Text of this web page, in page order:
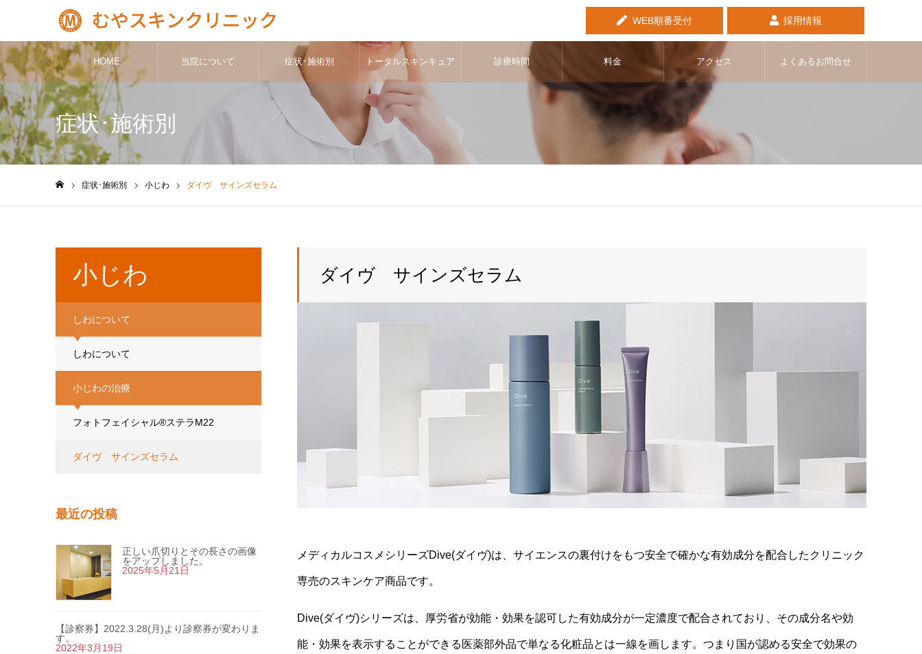
WEB順番受付 採用情報
HOME 当院について 症状･施術別 トータルスキンキュア 診療時間 料金 アクセス よくあるお問合せ
症状･施術別
症状･施術別 小じわ ダイヴ サインズセラム
ダイヴ サインズセラム
メディカルコスメシリーズDive(ダイヴ)は、サイエンスの裏付けをもつ安全で確かな有効成分を配合したクリニック
専売のスキンケア商品です。
Dive(ダイヴ)シリーズは、厚労省が効能・効果を認可した有効成分が一定濃度で配合されており、その成分名や効
能・効果を表示することができる医薬部外品で単なる化粧品とは一線を画します。つまり国が認める安全で効果の
小じわ
しわについて
しわについて
小じわの治療
フォトフェイシャル®ステラM22
ダイヴ サインズセラム
最近の投稿
正しい爪切りとその長さの画像
をアップしました。
2025年5月21日
【診察券】2022.3.28(月)より診察券が変わりま
す。
2022年3月19日